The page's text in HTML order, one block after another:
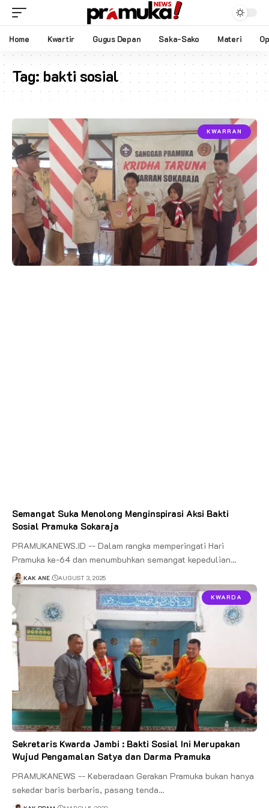
Home Kwartir Gugus Depan Saka-Sako Materi
Tag:bakti sosial
KWARRAN
Semangat Suka Menolong Menginspirasi Aksi Bakti
Sosial Pramuka Sokaraja
PRAMUKANEWS.ID -- Dalam rangka memperingati Hari
Pramuka ke-64 dan menumbuhkan semangat kepedulian…
KAK ANE AUGUST 3, 2025
KWARDA
Sekretaris Kwarda Jambi : Bakti Sosial Ini Merupakan
Wujud Pengamalan Satya dan Darma Pramuka
PRAMUKANEWS -- Keberadaan Gerakan Pramuka bukan hanya
sekedar baris berbaris, pasang tenda…